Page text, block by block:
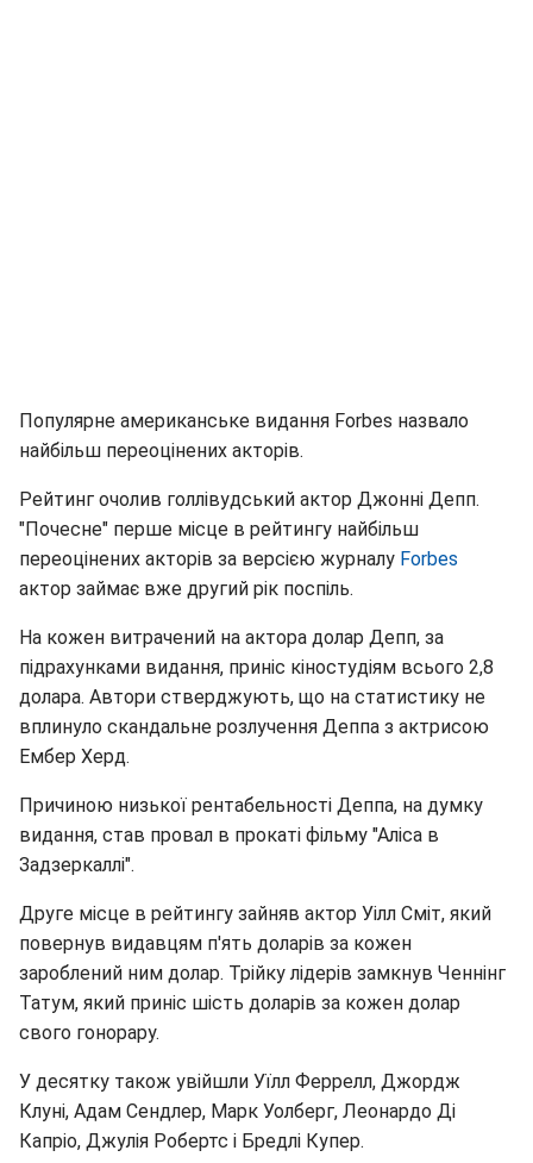
Популярне американське видання Forbes назвало
найбільш переоцінених акторів.
Рейтинг очолив голлівудський актор Джонні Депп.
"Почесне" перше місце в рейтингу найбільш
переоцінених акторів за версією журналу Forbes
актор займає вже другий рік поспіль.
На кожен витрачений на актора долар Депп, за
підрахунками видання, приніс кіностудіям всього 2,8
долара. Автори стверджують, що на статистику не
вплинуло скандальне розлучення Деппа з актрисою
Ембер Херд.
Причиною низької рентабельності Деппа, на думку
видання, став провал в прокаті фільму "Аліса в
Задзеркаллі".
Друге місце в рейтингу зайняв актор Уілл Сміт, який
повернув видавцям п'ять доларів за кожен
зароблений ним долар. Трійку лідерів замкнув Ченнінг
Татум, який приніс шість доларів за кожен долар
свого гонорару.
У десятку також увійшли Уїлл Феррелл, Джордж
Клуні, Адам Сендлер, Марк Уолберг, Леонардо Ді
Капріо, Джулія Робертс і Бредлі Купер.